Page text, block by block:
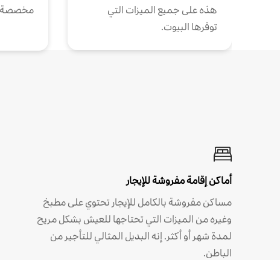
هذه على جميع الميزات التي
توفرها البيوت.
أماكن إقامة مفروشة للإيجار
مساكن مفروشة بالكامل للإيجار تحتوي على مطبخ
وغيره من الميزات التي تحتاجها للعيش بشكل مريح
لمدة شهر أو أكثر. إنه البديل المثالي للتأجير من
الباطن.